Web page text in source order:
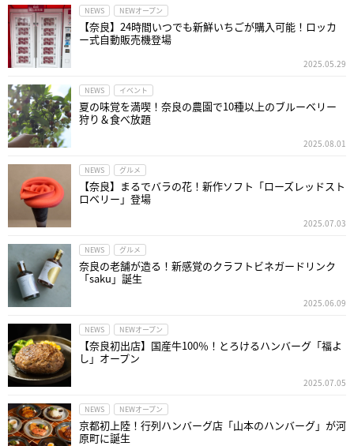
NEWS NEWオープン
【奈良】24時間いつでも新鮮いちごが購入可能！ロッカ
ー式自動販売機登場
2025.05.29
NEWS イベント
夏の味覚を満喫！奈良の農園で10種以上のブルーベリー
狩り＆食べ放題
2025.08.01
NEWS グルメ
【奈良】まるでバラの花！新作ソフト「ローズレッドスト
ロベリー」登場
2025.07.03
NEWS グルメ
奈良の老舗が造る！新感覚のクラフトビネガードリンク
「saku」誕生
2025.06.09
NEWS NEWオープン
【奈良初出店】国産牛100％！とろけるハンバーグ「福よ
し」オープン
2025.07.05
NEWS NEWオープン
京都初上陸！行列ハンバーグ店「山本のハンバーグ」が河
原町に誕生